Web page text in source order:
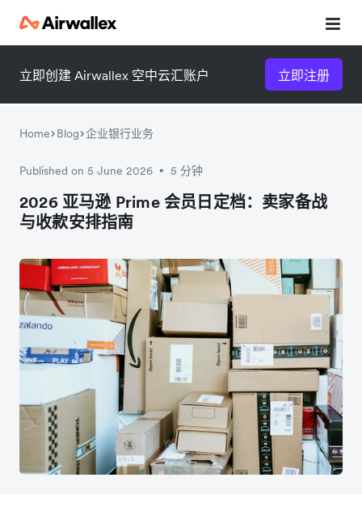
立即创建 Airwallex 空中云汇账户 立即注册
Home Blog 企业银行业务
Published on 5 June 2026 • 5 分钟
2026 亚马逊 Prime 会员日定档：卖家备战
与收款安排指南
微信扫一扫，点击手机右上角
微信扫一扫，点击手机右上角